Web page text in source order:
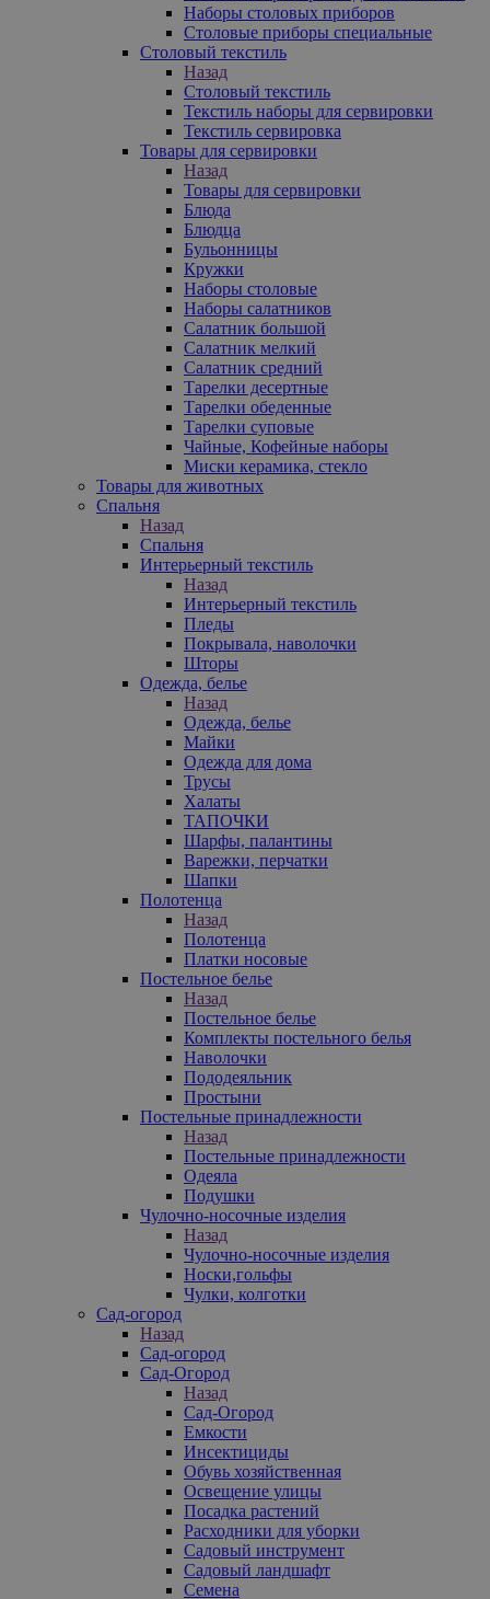
Наборы столовых приборов
Столовые приборы специальные
Столовый текстиль
Назад
Столовый текстиль
Текстиль наборы для сервировки
Текстиль сервировка
Товары для сервировки
Назад
Товары для сервировки
Блюда
Блюдца
Бульонницы
Кружки
Наборы столовые
Наборы салатников
Салатник большой
Салатник мелкий
Салатник средний
Тарелки десертные
Тарелки обеденные
Тарелки суповые
Чайные, Кофейные наборы
Миски керамика, стекло
Товары для животных
Спальня
Назад
Спальня
Интерьерный текстиль
Назад
Интерьерный текстиль
Пледы
Покрывала, наволочки
Шторы
Одежда, белье
Назад
Одежда, белье
Майки
Одежда для дома
Трусы
Халаты
ТАПОЧКИ
Шарфы, палантины
Варежки, перчатки
Шапки
Полотенца
Назад
Полотенца
Платки носовые
Постельное белье
Назад
Постельное белье
Комплекты постельного белья
Наволочки
Пододеяльник
Простыни
Постельные принадлежности
Назад
Постельные принадлежности
Одеяла
Подушки
Чулочно-носочные изделия
Назад
Чулочно-носочные изделия
Носки,гольфы
Чулки, колготки
Сад-огород
Назад
Сад-огород
Сад-Огород
Назад
Сад-Огород
Емкости
Инсектициды
Обувь хозяйственная
Освещение улицы
Посадка растений
Расходники для уборки
Садовый инструмент
Садовый ландшафт
Семена